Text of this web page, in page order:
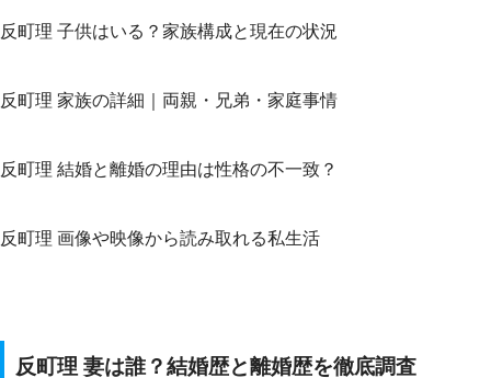
反町理 子供はいる？家族構成と現在の状況
反町理 家族の詳細｜両親・兄弟・家庭事情
反町理 結婚と離婚の理由は性格の不一致？
反町理 画像や映像から読み取れる私生活
反町理 妻は誰？結婚歴と離婚歴を徹底調査